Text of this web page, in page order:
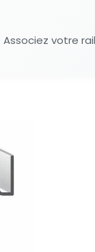
Associez votre